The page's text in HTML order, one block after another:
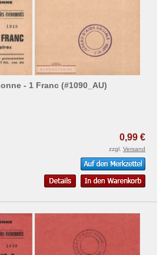
- 1 Franc (#1090_AU)
0,99 €
zzgl. Versand